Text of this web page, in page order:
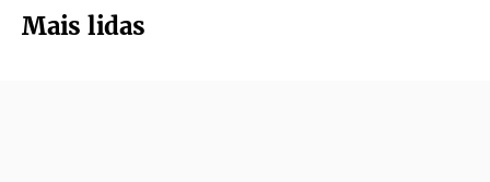
Mais lidas